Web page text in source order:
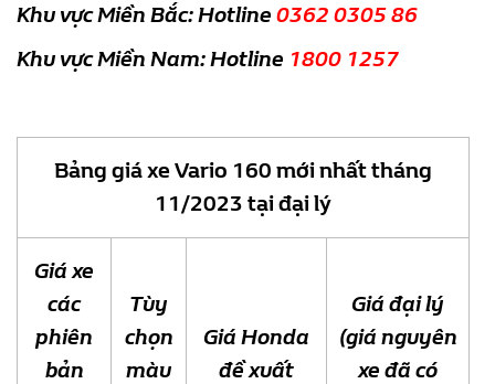
Khu vực Miền Bắc: Hotline 0362 0305 86
Khu vực Miền Nam: Hotline 1800 1257
Bảng giá xe Vario 160 mới nhất tháng
11/2023 tại đại lý
Giá xe
các
phiên
bản
Tùy
chọn
màu
Giá Honda
đề xuất
Giá đại lý
(giá nguyên
xe đã có